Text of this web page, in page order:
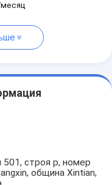
месяц
501, строя p, номер
община Xintian,